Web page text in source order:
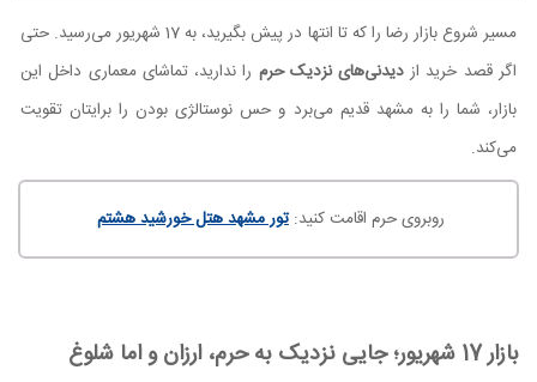
مسیر شروع بازار رضا را که تا انتها در پیش بگیرید، به 17 شهریور می‌رسید. حتی
اگر قصد خرید ازدیدنی‌های نزدیک حرم را ندارید، تماشای معماری داخل این
بازار، شما را به مشهد قدیم می‌برد و حس نوستالژی بودن را برایتان تقویت
می‌کند.
روبروی حرم اقامت کنید:تور مشهد هتل خورشید هشتم
بازار 17 شهریور؛ جایی نزدیک به حرم، ارزان و اما شلوغ